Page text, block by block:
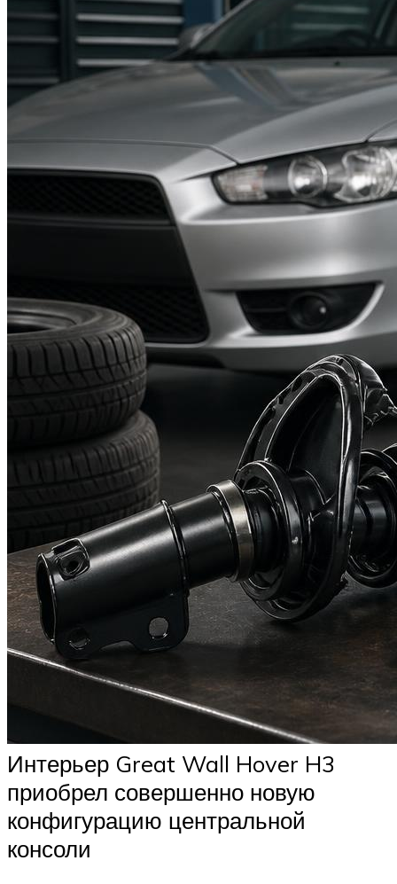
Интерьер Great Wall Hover H3
приобрел совершенно новую
конфигурацию центральной
консоли